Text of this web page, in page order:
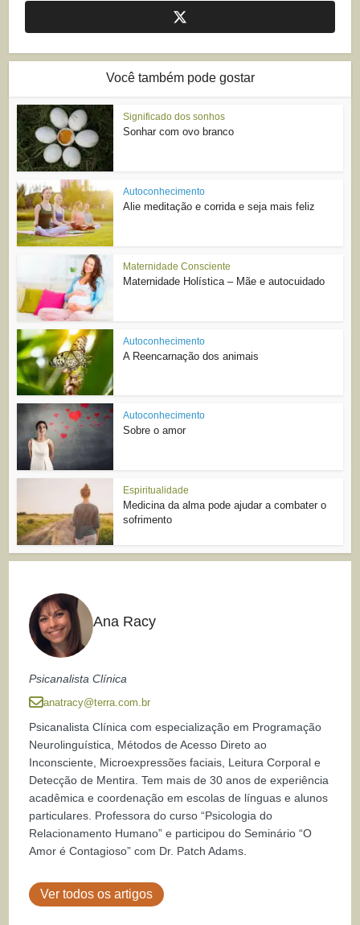
Você também pode gostar
Significado dos sonhos
Sonhar com ovo branco
Autoconhecimento
Alie meditação e corrida e seja mais feliz
Maternidade Consciente
Maternidade Holística – Mãe e autocuidado
Autoconhecimento
A Reencarnação dos animais
Autoconhecimento
Sobre o amor
Espiritualidade
Medicina da alma pode ajudar a combater o
sofrimento
Ana Racy
Psicanalista Clínica
anatracy@terra.com.br
Psicanalista Clínica com especialização em Programação
Neurolinguística, Métodos de Acesso Direto ao
Inconsciente, Microexpressões faciais, Leitura Corporal e
Detecção de Mentira. Tem mais de 30 anos de experiência
acadêmica e coordenação em escolas de línguas e alunos
particulares. Professora do curso “Psicologia do
Relacionamento Humano” e participou do Seminário “O
Amor é Contagioso” com Dr. Patch Adams.
Ver todos os artigos